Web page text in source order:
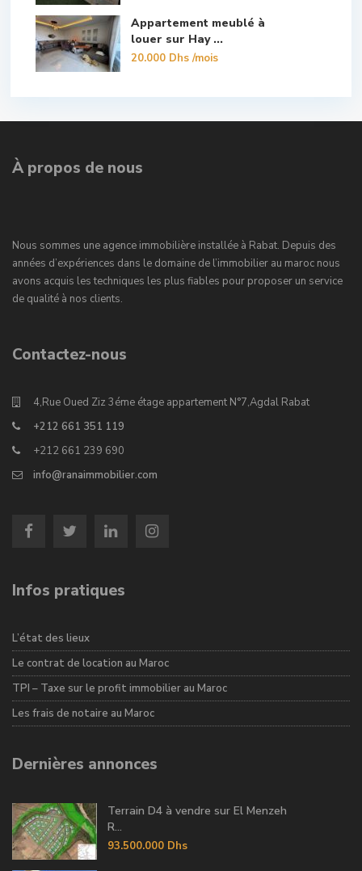
Appartement meublé à
louer sur Hay ...
20.000 Dhs/mois
À propos de nous
Nous sommes une agence immobilière installée à Rabat. Depuis des
années d’expériences dans le domaine de l’immobilier au maroc nous
avons acquis les techniques les plus fiables pour proposer un service
de qualité à nos clients.
Contactez-nous
4,Rue Oued Ziz 3éme étage appartement N°7,Agdal Rabat
+212 661 351 119
+212 661 239 690
info@ranaimmobilier.com
Infos pratiques
L’état des lieux
Le contrat de location au Maroc
TPI – Taxe sur le profit immobilier au Maroc
Les frais de notaire au Maroc
Dernières annonces
Terrain D4 à vendre sur El Menzeh
R...
93.500.000 Dhs